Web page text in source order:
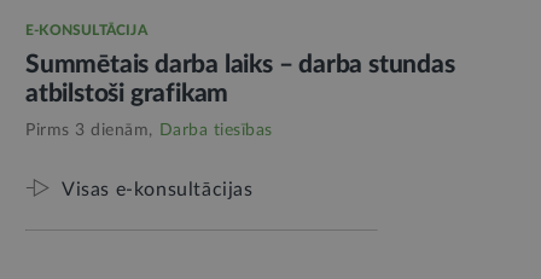
E-KONSULTĀCIJA
Summētais darba laiks – darba stundas
atbilstoši grafikam
Pirms 3 dienām, Darba tiesības
Visas e-konsultācijas